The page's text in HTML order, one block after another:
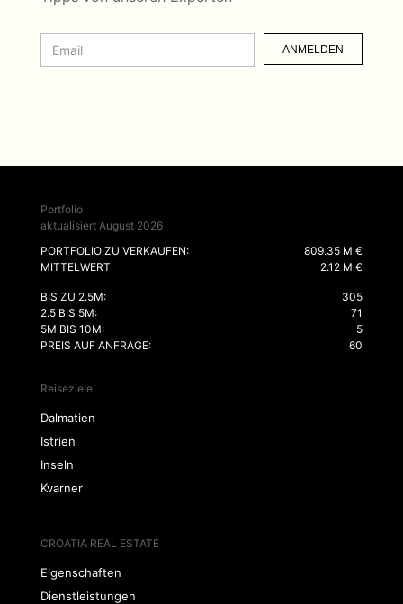
ANMELDEN
Portfolio
aktualisiert August 2026
PORTFOLIO ZU VERKAUFEN:
809.35 M €
MITTELWERT
2.12 M €
BIS ZU 2.5M:
305
2.5 BIS 5M:
71
5M BIS 10M:
5
PREIS AUF ANFRAGE:
60
Reiseziele
Dalmatien
Istrien
Inseln
Kvarner
CROATIA REAL ESTATE
Eigenschaften
Dienstleistungen